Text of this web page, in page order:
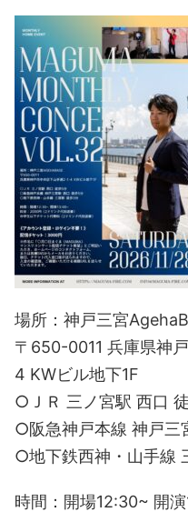
場所：神戸三宮
〒650-0011 兵庫県神
4 KWビル地下1F
○ＪＲ 三ノ宮駅 西口
○阪急神戸本線 神戸三
○地下鉄西神・山手線
時間：開場12:30~ 開